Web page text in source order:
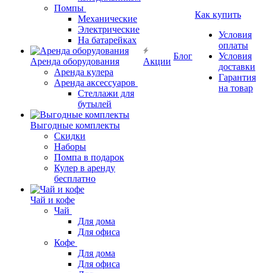
Помпы
Механические
Электрические
На батарейках
Аренда оборудования
Аренда кулера
Аренда аксессуаров
Стеллажи для
бутылей
Выгодные комплекты
Скидки
Наборы
Помпа в подарок
Кулер в аренду
бесплатно
Чай и кофе
Чай
Для дома
Для офиса
Кофе
Для дома
Для офиса
Акции
Блог
Как купить
Условия
оплаты
Условия
доставки
Гарантия
на товар